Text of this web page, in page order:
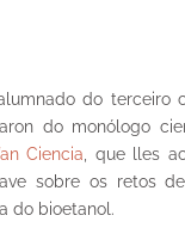
do terceiro
do monólogo
Ciencia , que lles
sobre os retos
do bioetanol.